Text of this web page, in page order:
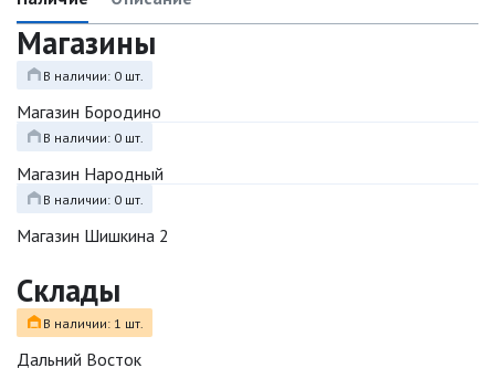
Магазины
В наличии: 0 шт.
Магазин Бородино
В наличии: 0 шт.
Магазин Народный
В наличии: 0 шт.
Магазин Шишкина 2
Склады
В наличии: 1 шт.
Дальний Восток